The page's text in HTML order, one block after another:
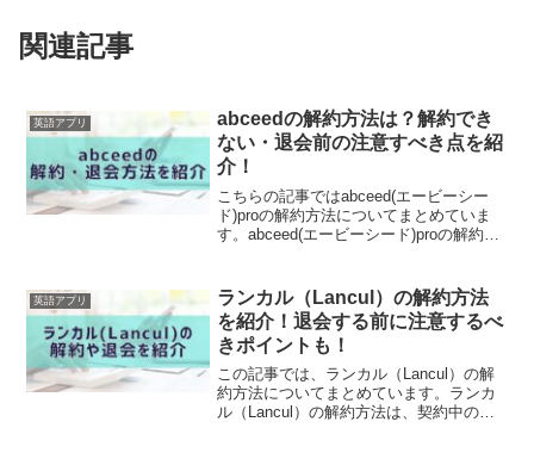
関連記事
英語アプリ
abceedの解約方法は？解約でき
ない・退会前の注意すべき点を紹
介！
こちらの記事ではabceed(エービーシー
ド)proの解約方法についてまとめていま
す。abceed(エービーシード)proの解約方
の記事で注意点等詳しく紹介していま
す...
英語アプリ
ランカル（Lancul）の解約方法
を紹介！退会する前に注意するべ
きポイントも！
この記事では、ランカル（Lancul）の解
約方法についてまとめています。ランカ
ル（Lancul）の解約方法は、契約中のプ